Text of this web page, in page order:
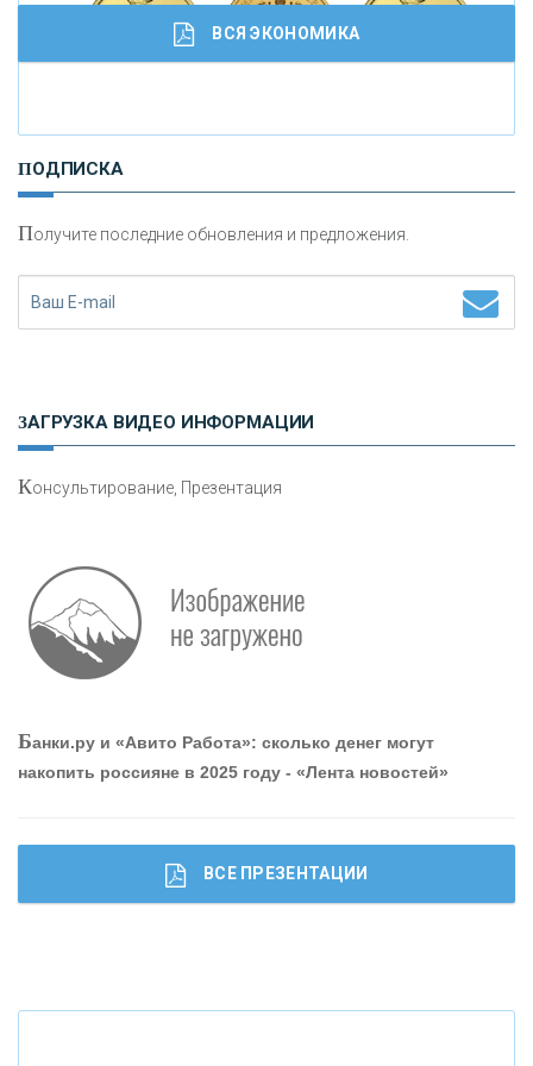
Работа мечты. Что банки делают для того, чтобы
привлечь и удержать персонал - «Интервью»
И
сохранения и увеличения капитала
Что будет с наличными деньгами при цифровом
ВСЯ ЭКОНОМИКА
ПОДПИСКА
Получите последние обновления и предложения.
ЗАГРУЗКА ВИДЕО ИНФОРМАЦИИ
Консультирование, Презентация
Банки.ру и «Авито Работа»: сколько денег могут
накопить россияне в 2025 году - «Лента новостей»
ВСЕ ПРЕЗЕНТАЦИИ